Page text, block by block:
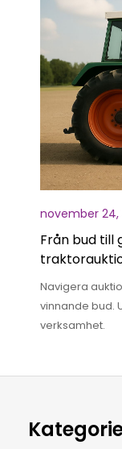
november 24,
Från bud till
Navigera
vinnande bud.
verksamhet.